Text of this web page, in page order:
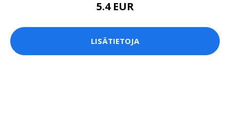
5.4 EUR
LISÄTIETOJA